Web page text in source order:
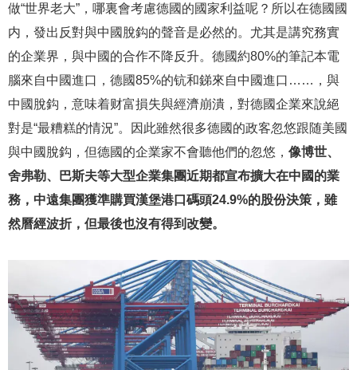
做“世界老大”，哪裏會考慮德國的國家利益呢？所以在德國國
内，發出反對與中國脫鈎的聲音是必然的。尤其是講究務實
的企業界，與中國的合作不降反升。德國約80%的筆記本電
腦來自中國進口，德國85%的钪和銻來自中國進口……，與
中國脫鈎，意味着财富損失與經濟崩潰，對德國企業來說絕
對是“最糟糕的情況”。因此雖然很多德國的政客忽悠跟随美國
與中國脫鈎，但德國的企業家不會聽他們的忽悠， 像博世、
舍弗勒、巴斯夫等大型企業集團近期都宣布擴大在中國的業
務，中遠集團獲準購買漢堡港口碼頭24.9%的股份決策，雖
然曆經波折，但最後也沒有得到改變。